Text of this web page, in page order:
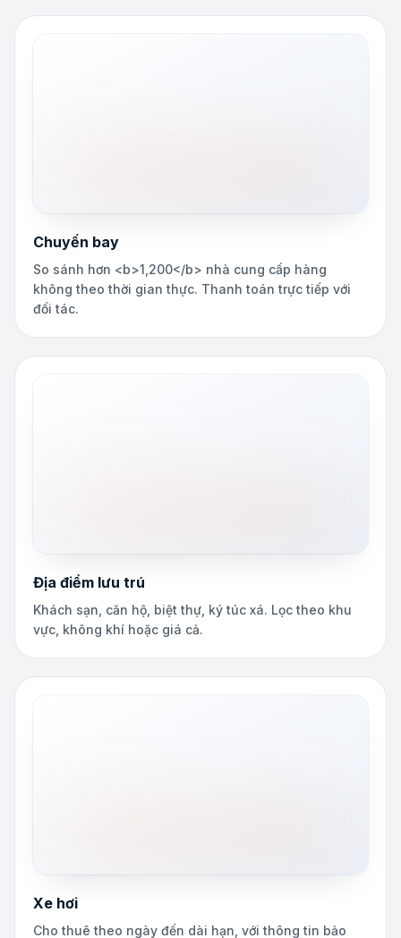
Chuyến bay
So sánh hơn <b>1,200</b> nhà cung cấp hàng
không theo thời gian thực. Thanh toán trực tiếp với
đối tác.
Địa điểm lưu trú
Khách sạn, căn hộ, biệt thự, ký túc xá. Lọc theo khu
vực, không khí hoặc giá cả.
Xe hơi
Cho thuê theo ngày đến dài hạn, với thông tin bảo